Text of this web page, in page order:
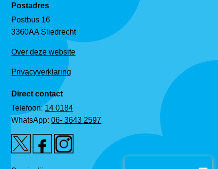
Postadres
Postbus 16
3360AA Sliedrecht
Over deze website
Privacyverklaring
Direct contact
Telefoon:14 0184
WhatsApp:06- 3643 2597